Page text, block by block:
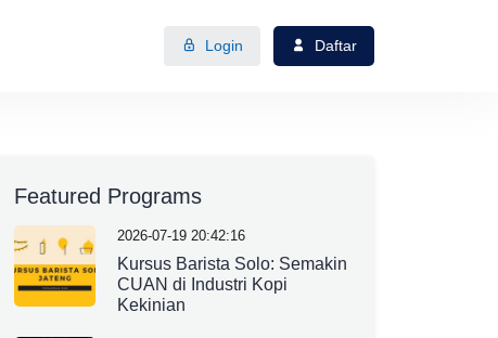
Login Daftar
Featured Programs
2026-07-19 20:42:16
Kursus Barista Solo: Semakin
CUAN di Industri Kopi
Kekinian